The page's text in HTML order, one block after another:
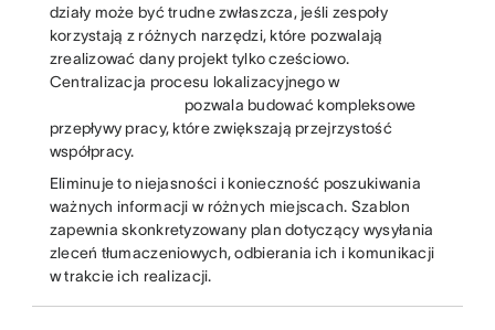
działy może być trudne zwłaszcza, jeśli zespoły
korzystają z różnych narzędzi, które pozwalają
zrealizować dany projekt tylko cześciowo.
Centralizacja procesu lokalizacyjnego w
pozwala budować kompleksowe
przepływy pracy, które zwiększają przejrzystość
współpracy.
Eliminuje to niejasności i konieczność poszukiwania
ważnych informacji w różnych miejscach. Szablon
zapewnia skonkretyzowany plan dotyczący wysyłania
zleceń tłumaczeniowych, odbierania ich i komunikacji
w trakcie ich realizacji.